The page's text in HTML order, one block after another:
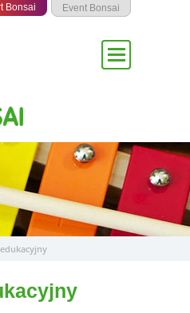
Bonsai Event Bonsai